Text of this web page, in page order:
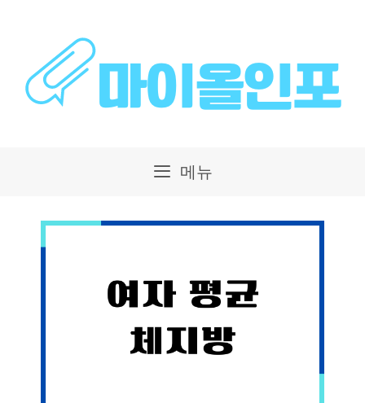
메뉴